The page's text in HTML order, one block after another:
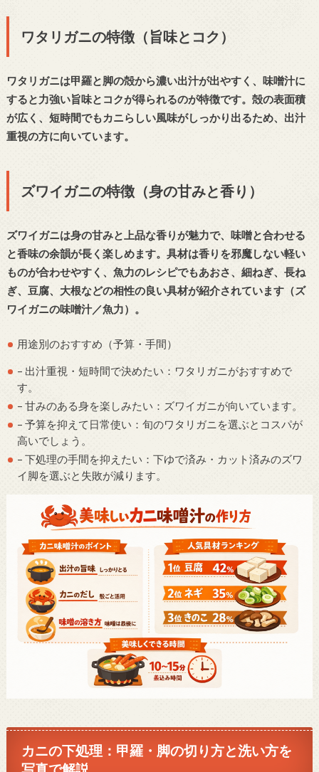
ワタリガニの特徴（旨味とコク）
ワタリガニは甲羅と脚の殻から濃い出汁が出やすく、味噌汁に
すると力強い旨味とコクが得られるのが特徴です。殻の表面積
が広く、短時間でもカニらしい風味がしっかり出るため、出汁
重視の方に向いています。
ズワイガニの特徴（身の甘みと香り）
ズワイガニは身の甘みと上品な香りが魅力で、味噌と合わせる
と香味の余韻が長く楽しめます。具材は香りを邪魔しない軽い
ものが合わせやすく、魚力のレシピでもあおさ、細ねぎ、長ね
ぎ、豆腐、大根などの相性の良い具材が紹介されています（ズ
ワイガニの味噌汁／魚力）。
用途別のおすすめ（予算・手間）
– 出汁重視・短時間で決めたい：ワタリガニがおすすめで
す。
– 甘みのある身を楽しみたい：ズワイガニが向いています。
– 予算を抑えて日常使い：旬のワタリガニを選ぶとコスパが
高いでしょう。
– 下処理の手間を抑えたい：下ゆで済み・カット済みのズワ
イ脚を選ぶと失敗が減ります。
カニの下処理：甲羅・脚の切り方と洗い方を
写真で解説